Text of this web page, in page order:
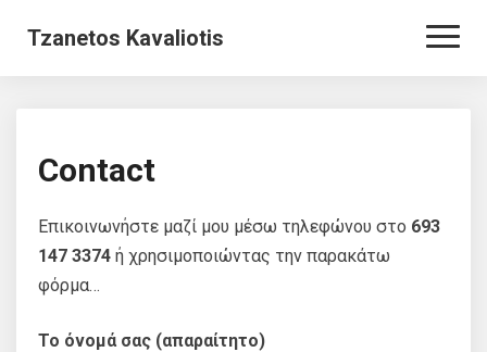
Tzanetos Kavaliotis
Contact
Επικοινωνήστε μαζί μου μέσω τηλεφώνου στο 693
147 3374 ή χρησιμοποιώντας την παρακάτω
φόρμα…
Το όνομά σας (απαραίτητο)